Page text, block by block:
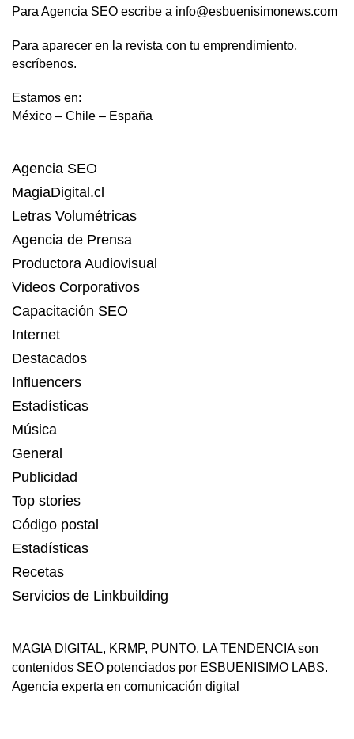
Para Agencia SEO escribe a info@esbuenisimonews.com
Para aparecer en la revista con tu emprendimiento,
escríbenos.
Estamos en:
México – Chile – España
Agencia SEO
MagiaDigital.cl
Letras Volumétricas
Agencia de Prensa
Productora Audiovisual
Videos Corporativos
Capacitación SEO
Internet
Destacados
Influencers
Estadísticas
Música
General
Publicidad
Top stories
Código postal
Estadísticas
Recetas
Servicios de Linkbuilding
MAGIA DIGITAL, KRMP, PUNTO, LA TENDENCIAson
contenidos SEO potenciados por ESBUENISIMO LABS.
Agencia experta en comunicación digital